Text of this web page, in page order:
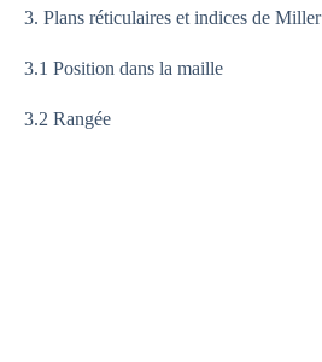
3. Plans réticulaires et indices de Miller
3.1 Position dans la maille
3.2 Rangée